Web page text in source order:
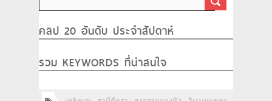
คลิป 20 อันดับ ประจำสัปดาห์
รวม KEYWORDS ที่น่าสนใจ